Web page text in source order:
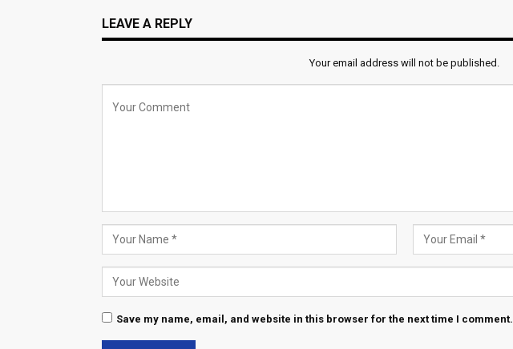
LEAVE A REPLY
Your email address will not be published.
Save my name, email, and website in this browser for the next time I comment.